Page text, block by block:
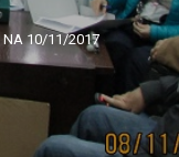
NA 10/11/2017